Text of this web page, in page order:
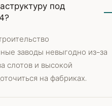
под
заводы невыгодно из-за
слотов и высокой
на фабриках.